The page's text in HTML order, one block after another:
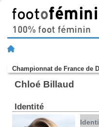
Championnat de France de
Chloé Billaud
Identité